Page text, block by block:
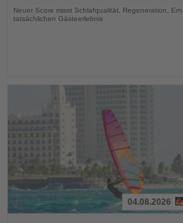
Neuer Score misst Schlafqualität, Regeneration,
tatsächlichen Gästeerlebnis
04.08.2026